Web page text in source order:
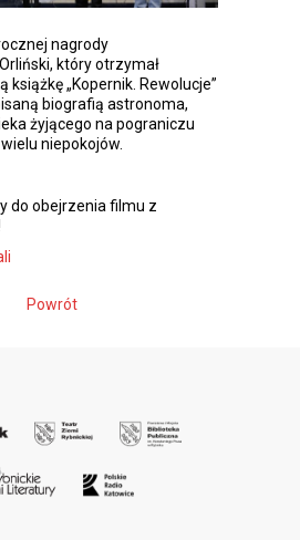
nagrody
który otrzymał
książkę „Kopernik. Rewolucje”
biografią astronoma,
żyjącego na pograniczu
niepokojów.
do obejrzenia filmu z
Powrót